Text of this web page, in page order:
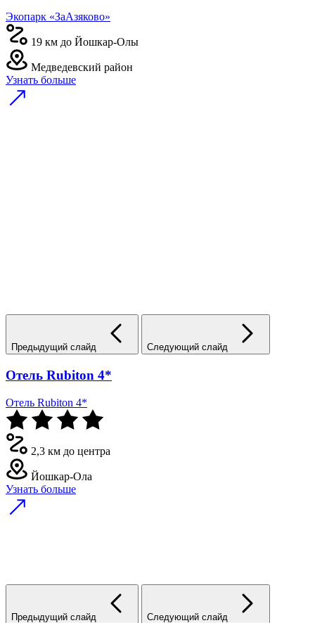
Экопарк «ЗаАзяково»
19 км до Йошкар-Олы
Медведевский район
Узнать больше
Предыдущий слайд Следующий слайд
Отель Rubiton 4*
Отель Rubiton 4*
2,3 км до центра
Йошкар-Ола
Узнать больше
Предыдущий слайд Следующий слайд